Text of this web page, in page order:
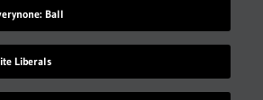
Ball
Liberals